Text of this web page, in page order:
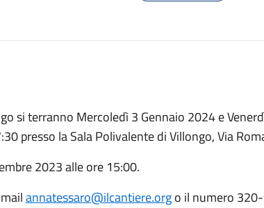
si terranno Mercoledì 3 Gennaio 2024 e
presso la Sala Polivalente di Villongo, Via
2023 alle ore 15:00.
annatessaro@ilcantiere.orgo il numero